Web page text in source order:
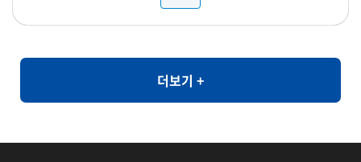
리카노(ICE), 에이드, 카라멜마끼아또(HOT), 카라멜마끼아또
(ICE) ▷ 분식 : 김밥(야채), 김밥(참치), 김밥(치즈), 돈까스, 떡볶이,
Data) 기법을 기반으로 생성되었습니다. 합성데이터는 실제 데이터
운 분석이 가능하도록 설계되었습니다. 특히 의료/보건/사회 데이터
와 같이 민감한 정보의 활용도가 제한되는 환경에서도 안전하게 고품
질의 데이터 분석을 지원할 수 있습니다. [개요] - 한국인의 자가 정신
에 따른 비공개 데이터이므로 민간에게는 판매할 수 없습니다. 공공
더보기 +